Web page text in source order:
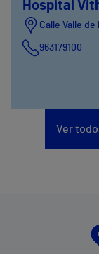
Hospital
Calle Valle
963179100
Ver